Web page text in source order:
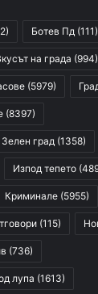
Ботев Пд (111)
на града (994)
(5979)
(8397)
Зелен град (1358)
Изпод тепето
Криминале (5955)
(115)
(736)
лупа (1613)